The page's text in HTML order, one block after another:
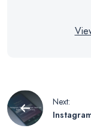
Next: